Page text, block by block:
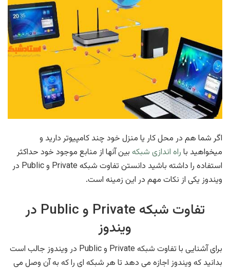
اگر شما هم در محل کار یا منزل خود چند کامپیوتر دارید و
میخواهید با راه اندازی شبکه بین آنها از منابع موجود خود حداکثر
استفاده را داشته باشید دانستن تفاوت شبکه Private و Public در
ویندوز یکی از نکات مهم در این زمینه است.
تفاوت شبکه Private و Public در
ویندوز
برای آشنایی با تفاوت شبکه Private و Public در ویندوز جالب است
بدانید که ویندوز اجازه می دهد تا هر شبکه ای را که به آن وصل می